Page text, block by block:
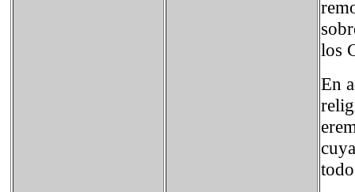
los
En